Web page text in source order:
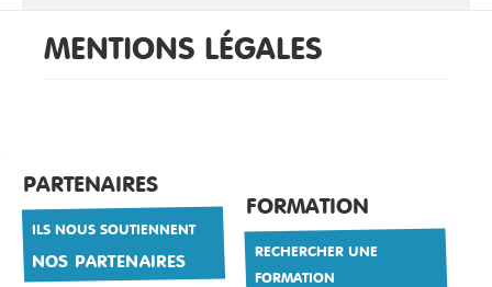
SKI ALPIN
FORMATION
ÉVÉNEMENTS
MENTIONS LÉGALES
PARTENAIRES
ILS NOUS SOUTIENNENT
NOS PARTENAIRES
FORMATION
RECHERCHER UNE
FORMATION